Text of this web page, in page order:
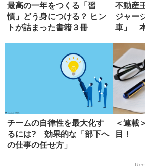
最高の一年をつくる「習
慣」どう身につける？ ヒン
トが詰まった書籍３冊
不動産
ジャー
車」
チームの自律性を最大化す
るには? 効果的な「部下へ
の仕事の任せ方」
＜連載
目！